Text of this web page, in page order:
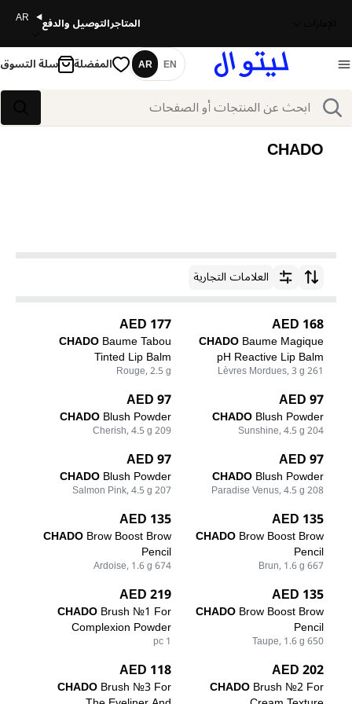
المتاجرالتوصيل والدفع AR
بحث
اللغة
EN
AR المفضلة سلة التسوق
CHADO
ترتيب حسبالعلامات التجارية
168 AED
CHADOBaume Magique
pH Reactive Lip Balm
261 Lèvres Mordues, 3 g
177 AED
CHADOBaume Tabou
Tinted Lip Balm
Rouge, 2.5 g
97 AED
CHADOBlush Powder
204 Sunshine, 4.5 g
97 AED
CHADOBlush Powder
209 Cherish, 4.5 g
97 AED
CHADOBlush Powder
208 Paradise Venus, 4.5 g
97 AED
CHADOBlush Powder
207 Salmon Pink, 4.5 g
135 AED
CHADOBrow Boost Brow
Pencil
667 Brun, 1.6 g
135 AED
CHADOBrow Boost Brow
Pencil
674 Ardoise, 1.6 g
135 AED
CHADOBrow Boost Brow
Pencil
650 Taupe, 1.6 g
219 AED
CHADOBrush №1 For
Complexion Powder
1 pc
202 AED
CHADOBrush №2 For
118 AED
CHADOBrush №3 For